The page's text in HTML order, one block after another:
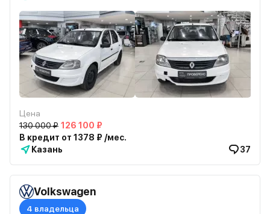
Цена
130 000 ₽ 126 100 ₽
В кредит от 1378 ₽ /мес.
Казань
37
Volkswagen
4 владельца